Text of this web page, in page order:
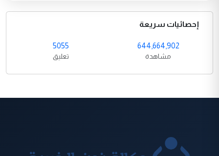
إحصائيات سريعة
644,664,902
مشاهدة
5055
تعليق